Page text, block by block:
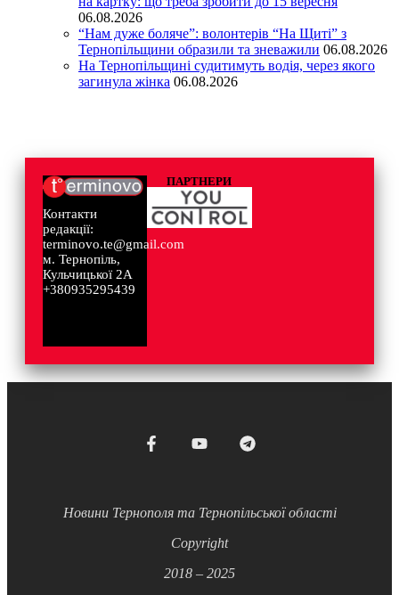
06.08.2026
“Нам дуже боляче”: волонтерів “На Щиті” з
Тернопільщини образили та зневажили 06.08.2026
На Тернопільщині судитимуть водія, через якого
загинула жінка 06.08.2026
Контакти
редакції:
terminovo.te@gmail.com
м. Тернопіль,
Кульчицької 2А
+380935295439
ПАРТНЕРИ
Новини Тернополя та Тернопільської області
Copyright
2018 – 2025